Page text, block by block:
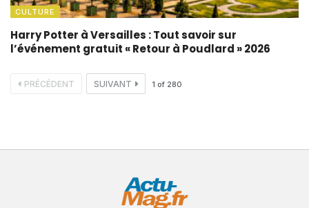
CULTURE
Harry Potter à Versailles : Tout savoir sur
l’événement gratuit « Retour à Poudlard » 2026
PRÉCÉDENT SUIVANT 1 of 280